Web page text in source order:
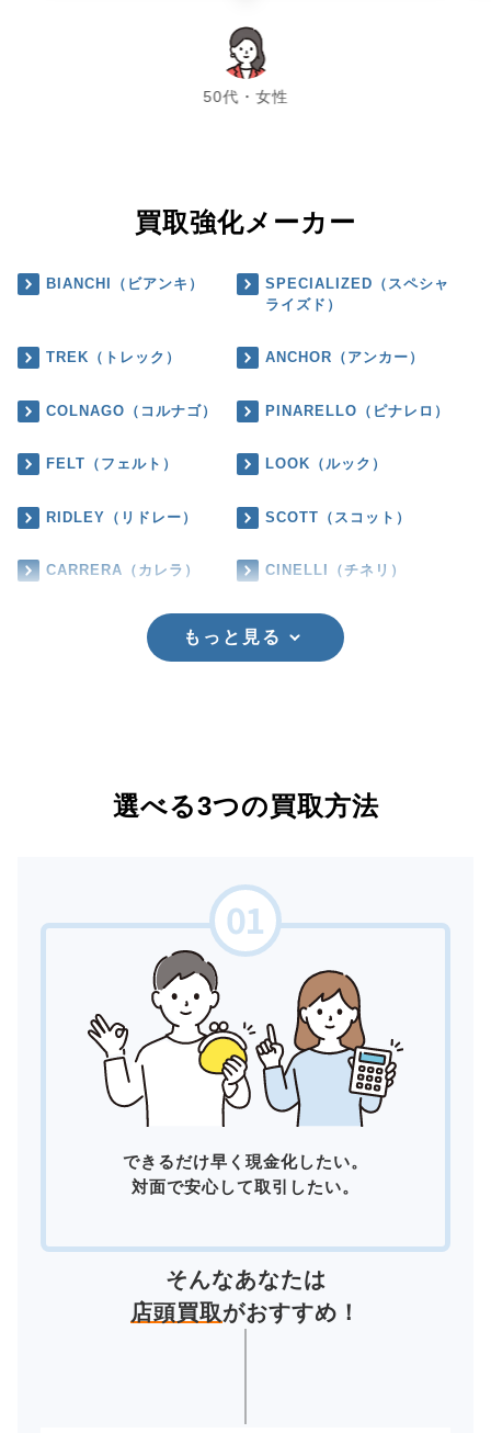
50代・女性
chevron_left chevron_right
買取強化メーカー
BIANCHI（ビアンキ）
SPECIALIZED（スペシャ
ライズド）
TREK（トレック） ANCHOR（アンカー）
COLNAGO（コルナゴ） PINARELLO（ピナレロ）
FELT（フェルト） LOOK（ルック）
RIDLEY（リドレー） SCOTT（スコット）
CARRERA（カレラ） CINELLI（チネリ）
もっと見る
選べる3つの買取方法
できるだけ早く現金化したい。
対面で安心して取引したい。
そんなあなたは
店頭買取がおすすめ！